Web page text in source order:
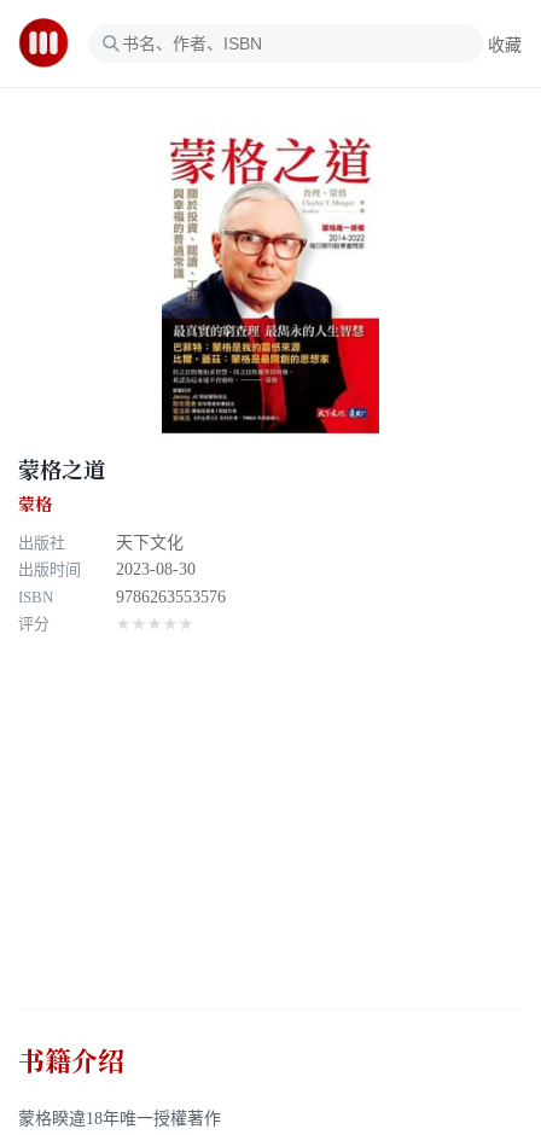
收藏
蒙格之道
蒙格
出版社
天下文化
出版时间
2023-08-30
ISBN
9786263553576
评分
★★★★★
书籍介绍
蒙格睽違18年唯一授權著作